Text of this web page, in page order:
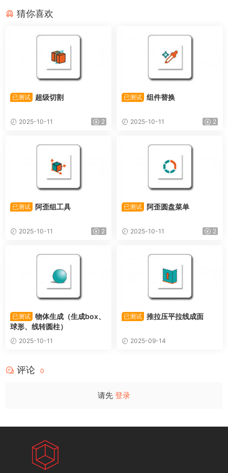
猜你喜欢
已测试 超级切割
2025-10-11 2
已测试 组件替换
2025-10-11 2
已测试 阿歪组工具
2025-10-11 2
已测试 阿歪圆盘菜单
2025-10-11 2
已测试 物体生成（生成box、
球形、线转圆柱）
2025-10-11
已测试 推拉压平拉线成面
2025-09-14
评论 0
请先 登录